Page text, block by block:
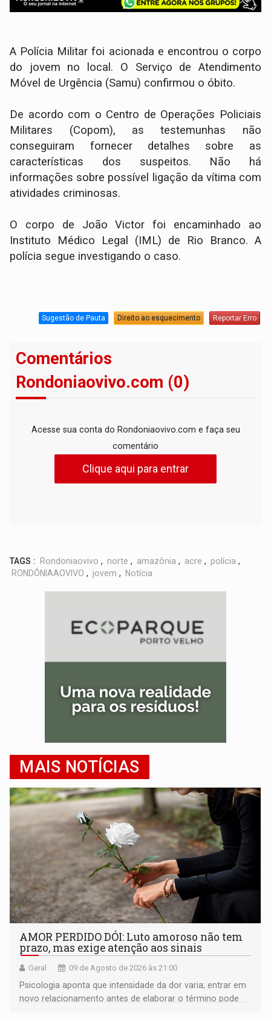
A Polícia Militar foi acionada e encontrou o corpo
do jovem no local. O Serviço de Atendimento
Móvel de Urgência (Samu) confirmou o óbito.
De acordo com o Centro de Operações Policiais
Militares (Copom), as testemunhas não
conseguiram fornecer detalhes sobre as
características dos suspeitos. Não há
informações sobre possível ligação da vítima com
atividades criminosas.
O corpo de João Victor foi encaminhado ao
Instituto Médico Legal (IML) de Rio Branco. A
polícia segue investigando o caso.
Sugestão de Pauta Direito ao esquecimento Reportar Erro
Comentários
Rondoniaovivo.com (0)
Acesse sua conta do Rondoniaovivo.com e faça seu
comentário
Clique aqui para entrar
TAGS : Rondoniaovivo , norte , amazônia , acre , polícia ,
RONDÔNIAAOVIVO , jovem , Notícia
MAIS NOTÍCIAS
AMOR PERDIDO DÓI: Luto amoroso não tem
prazo, mas exige atenção aos sinais
Geral 09 de Agosto de 2026 às 21:00
Psicologia aponta que intensidade da dor varia; entrar em
novo relacionamento antes de elaborar o término pode